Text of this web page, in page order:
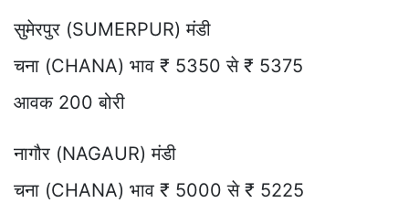
सुमेरपुर (SUMERPUR) मंडी
चना (CHANA) भाव ₹ 5350 से ₹ 5375
आवक 200 बोरी
नागौर (NAGAUR) मंडी
चना (CHANA) भाव ₹ 5000 से ₹ 5225